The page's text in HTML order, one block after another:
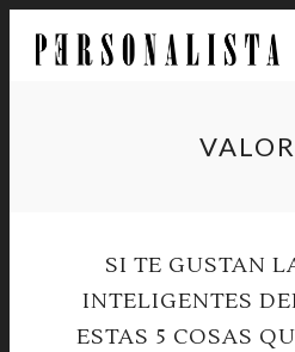
SI TE GUSTAN
INTELIGENTES
ESTAS 5 COSAS